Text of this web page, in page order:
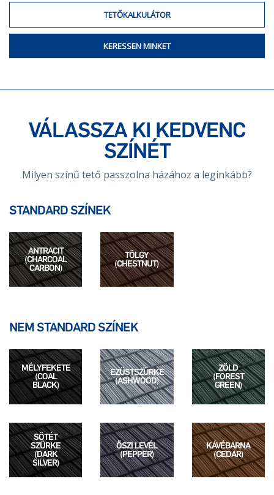
TETŐKALKULÁTOR
KERESSEN MINKET
VÁLASSZA KI KEDVENC
SZÍNÉT
Milyen színű tető passzolna házához a leginkább?
STANDARD SZÍNEK
ANTRACIT
(CHARCOAL
CARBON)
TÖLGY
(CHESTNUT)
NEM STANDARD SZÍNEK
MÉLYFEKETE
(COAL
BLACK)
EZÜSTSZÜRKE
(ASHWOOD)
ZÖLD
(FOREST
GREEN)
SÖTÉT
SZÜRKE
(DARK
SILVER)
ŐSZI LEVÉL
(PEPPER)
KÁVÉBARNA
(CEDAR)